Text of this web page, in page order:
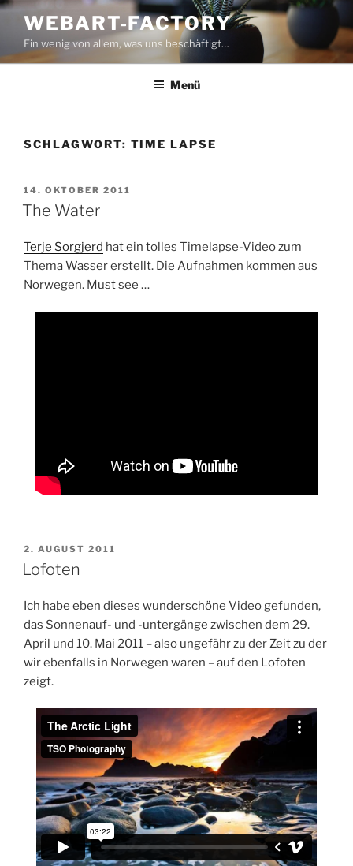
Zum
Inhalt
springen
WEBART-FACTORY
Ein wenig von allem, was uns beschäftigt…
Menü
SCHLAGWORT: TIME LAPSE
VERÖFFENTLICHT
AM
14. OKTOBER 2011
The Water
Terje Sorgjerd hat ein tolles Timelapse-Video zum
Thema Wasser erstellt. Die Aufnahmen kommen aus
Norwegen. Must see …
VERÖFFENTLICHT
AM
2. AUGUST 2011
Lofoten
Ich habe eben dieses wunderschöne Video gefunden,
das Sonnenauf- und -untergänge zwischen dem 29.
April und 10. Mai 2011 – also ungefähr zu der Zeit zu der
wir ebenfalls in Norwegen waren – auf den Lofoten
zeigt.